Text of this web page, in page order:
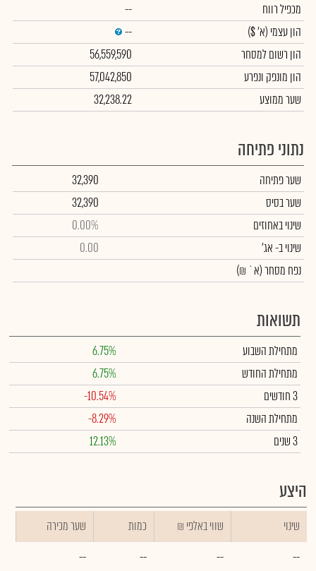
מכפיל רווח
--
הון עצמי (א' $)
--
הון רשום למסחר
56,559,590
הון מונפק ונפרע
57,042,850
שער ממוצע
32,238.22
נתוני פתיחה
שער פתיחה
32,390
שער בסיס
32,390
שינוי באחוזים
0.00%
שינויב- אג'
0.00
נפח מסחר(א` ₪)
תשואות
מתחילת השבוע
6.75%
מתחילת החודש
6.75%
3 חודשים
-10.54%
מתחילת השנה
-8.29%
3 שנים
12.13%
היצע
שינוי ₪ שווי באלפי כמות
שער מכירה
--
--
--
--